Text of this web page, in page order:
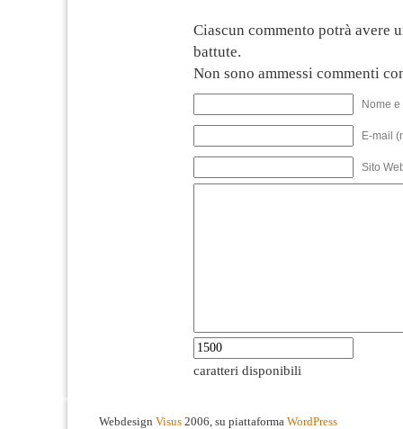
Ciascun commento potrà avere
battute.
Non sono ammessi commenti
Nome
E-mail
Sito
caratteri disponibili
Webdesign Visus 2006, su piattaforma WordPress